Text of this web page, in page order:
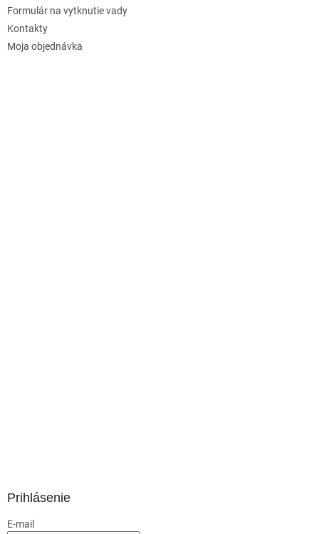
Formulár na vytknutie vady
Kontakty
Moja objednávka
Prihlásenie
E-mail